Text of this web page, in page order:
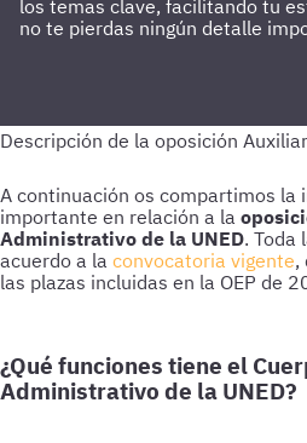
los temas clave, facilitando tu
no te pierdas ningún detalle
A continuación os compartimos la
importante en relación a la
Administrativo de la UNED. Toda
acuerdo a la convocatoria vigente,
las plazas incluidas en la OEP de
¿Qué funciones tiene el
Administrativo de la UNED?